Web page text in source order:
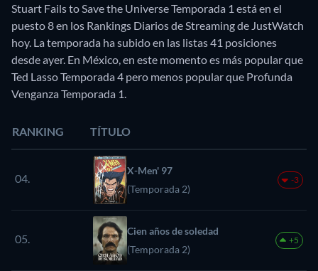
Stuart Fails to Save the Universe Temporada 1 está en el
puesto 8 en los Rankings Diarios de Streaming de JustWatch
hoy. La temporada ha subido en las listas 41 posiciones
desde ayer. En México, en este momento es más popular que
Ted Lasso Temporada 4 pero menos popular que Profunda
Venganza Temporada 1.
RANKING TÍTULO
04.
X-Men' 97
(Temporada 2)
-3
05.
Cien años de soledad
(Temporada 2)
+5